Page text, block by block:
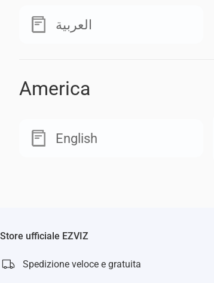
العربية
America
English
Store ufficiale EZVIZ
Spedizione veloce e gratuita